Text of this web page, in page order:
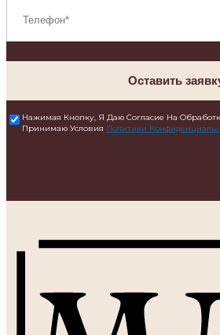
Оставить
Нажимая Кнопку, Я Даю Согласие На
Принимаю Условия Политики